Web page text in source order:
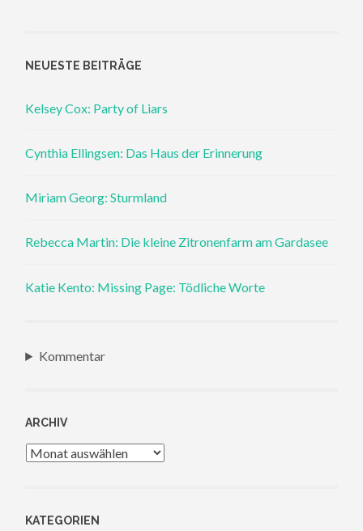
NEUESTE BEITRÄGE
Kelsey Cox: Party of Liars
Cynthia Ellingsen: Das Haus der Erinnerung
Miriam Georg: Sturmland
Rebecca Martin: Die kleine Zitronenfarm am Gardasee
Katie Kento: Missing Page: Tödliche Worte
Kommentar
ARCHIV
Archiv
KATEGORIEN